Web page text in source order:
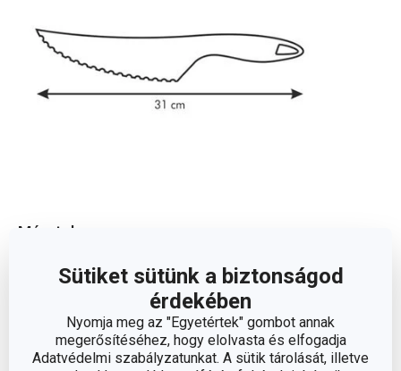
Sütiket sütünk a biztonságod
érdekében
Nyomja meg az "Egyetértek" gombot annak
megerősítéséhez, hogy elolvasta és elfogadja
Adatvédelmi szabályzatunkat. A sütik tárolását, illetve
Méretek
A TERMÉK HOSSZA (CM)
PENGE HOSSZA (CM)